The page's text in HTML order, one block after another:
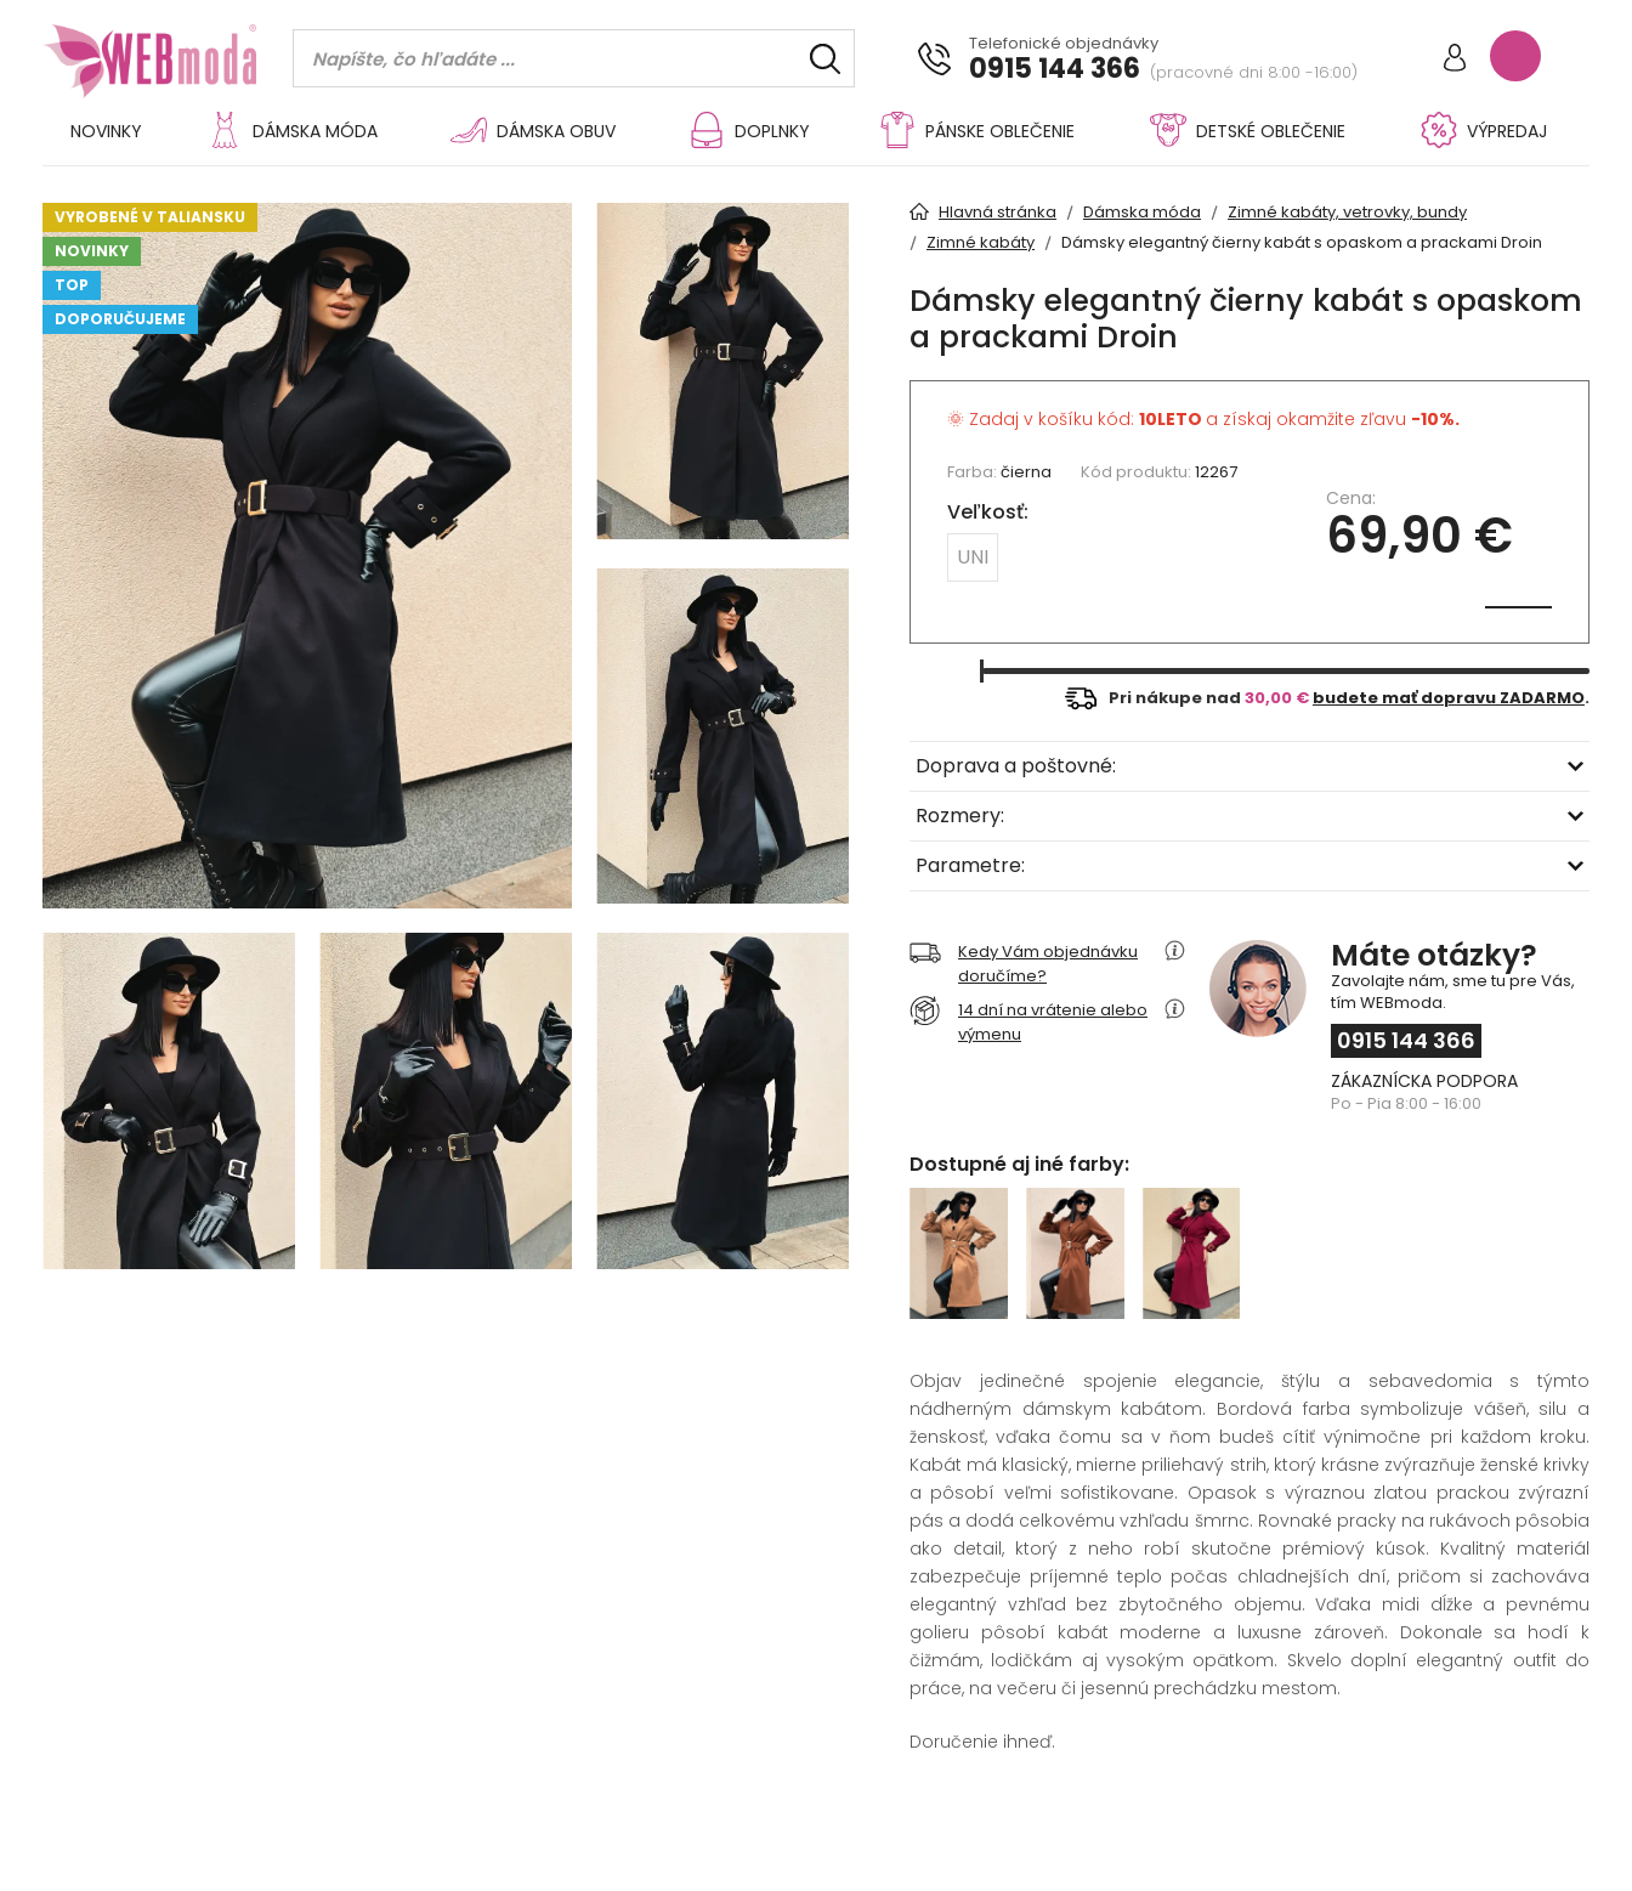
Telefonické objednávky
0915 144 366 (pracovné dni 8:00 -16:00)
NOVINKY DÁMSKA MÓDA DÁMSKA OBUV DOPLNKY PÁNSKE OBLEČENIE DETSKÉ OBLEČENIE VÝPREDAJ
VYROBENÉ V TALIANSKU
NOVINKY
TOP
DOPORUČUJEME
Hlavná stránka Dámska móda
Zimné kabáty, vetrovky, bundy
Zimné kabáty
Dámsky elegantný čierny kabát s opaskom a prackami Droin
Dámsky elegantný čierny kabát s opaskom
a prackami Droin
🌞 Zadaj v košíku kód: 10LETO a získaj okamžite zľavu -10%.
Farba: čierna Kód produktu: 12267
Veľkosť:
UNI
Cena:
69,90 €
Pri nákupe nad 30,00 € budete mať dopravu ZADARMO.
Doprava a poštovné:
Rozmery:
Parametre:
Kedy Vám objednávku
doručíme?
14 dní na vrátenie alebo
výmenu
Máte otázky?
Zavolajte nám, sme tu pre Vás,
tím WEBmoda.
0915 144 366
ZÁKAZNÍCKA PODPORA
Po - Pia 8:00 - 16:00
Dostupné aj iné farby:
Objav jedinečné spojenie elegancie, štýlu a sebavedomia s týmto
nádherným dámskym kabátom. Bordová farba symbolizuje vášeň, silu a
ženskosť, vďaka čomu sa v ňom budeš cítiť výnimočne pri každom kroku.
Kabát má klasický, mierne priliehavý strih, ktorý krásne zvýrazňuje ženské krivky
a pôsobí veľmi sofistikovane. Opasok s výraznou zlatou prackou zvýrazní
pás a dodá celkovému vzhľadu šmrnc. Rovnaké pracky na rukávoch pôsobia
ako detail, ktorý z neho robí skutočne prémiový kúsok. Kvalitný materiál
zabezpečuje príjemné teplo počas chladnejších dní, pričom si zachováva
elegantný vzhľad bez zbytočného objemu. Vďaka midi dĺžke a pevnému
golieru pôsobí kabát moderne a luxusne zároveň. Dokonale sa hodí k
čižmám, lodičkám aj vysokým opätkom. Skvelo doplní elegantný outfit do
práce, na večeru či jesennú prechádzku mestom.
Doručenie ihneď.